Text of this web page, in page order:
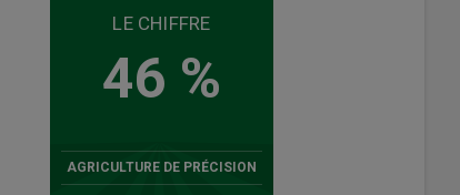
LE CHIFFRE
46 %
AGRICULTURE DE PRÉCISION